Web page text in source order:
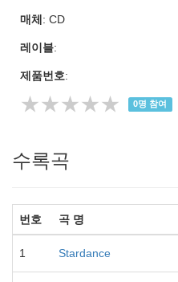
매체: CD
레이블:
제품번호:
★★★★★ 0명 참여
수록곡
번호 곡 명
1 Stardance